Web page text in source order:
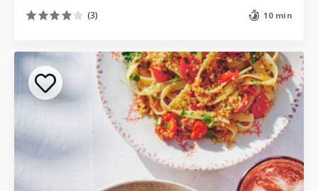
(3) 10 min